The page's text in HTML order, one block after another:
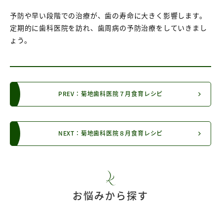
予防や早い段階での治療が、歯の寿命に大きく影響します。
定期的に歯科医院を訪れ、歯周病の予防治療をしていきまし
ょう。
PREV：菊地歯科医院７月食育レシピ
NEXT：菊地歯科医院８月食育レシピ
お悩みから探す